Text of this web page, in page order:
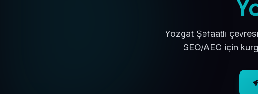
Yozgat Şefaatli
SEO/AEO için